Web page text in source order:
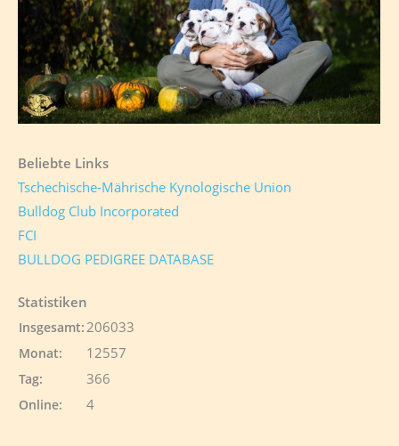
Beliebte Links
Tschechische-Mährische Kynologische Union
Bulldog Club Incorporated
FCI
BULLDOG PEDIGREE DATABASE
Statistiken
Online: 4
Insgesamt:206033
Monat: 12557
Tag: 366